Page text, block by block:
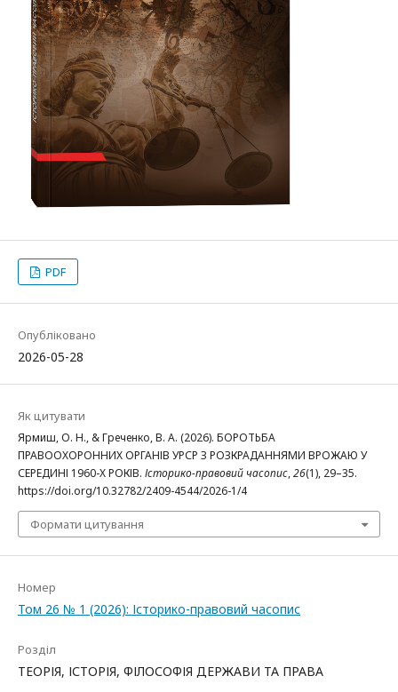
PDF
Опубліковано
2026-05-28
Як цитувати
Ярмиш, О. Н., & Греченко, В. А. (2026). БОРОТЬБА
ПРАВООХОРОННИХ ОРГАНІВ УРСР З РОЗКРАДАННЯМИ ВРОЖАЮ У
СЕРЕДИНІ 1960-Х РОКІВ. Історико-правовий часопис,26(1), 29–35.
https://doi.org/10.32782/2409-4544/2026-1/4
Формати цитування
Номер
Том 26 № 1 (2026): Історико-правовий часопис
Розділ
ТЕОРІЯ, ІСТОРІЯ, ФІЛОСОФІЯ ДЕРЖАВИ ТА ПРАВА